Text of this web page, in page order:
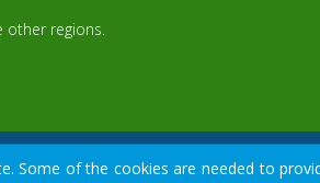
other regions.
Some of the cookies are needed to